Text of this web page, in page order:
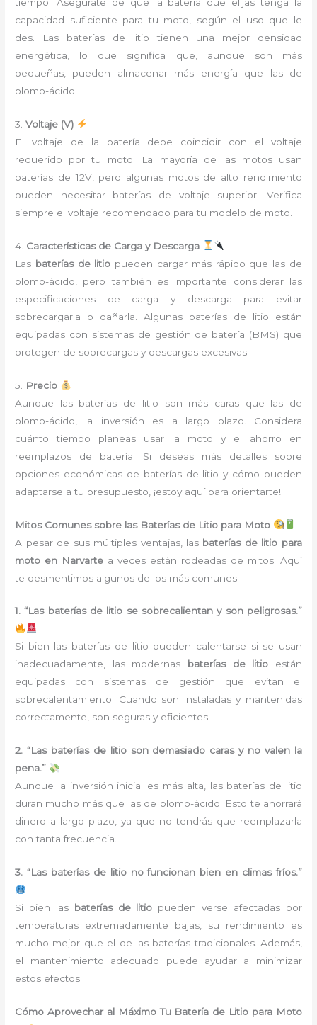
capacidad suficiente para tu moto, según el uso que le
des. Las baterías de litio tienen una mejor densidad
energética, lo que significa que, aunque son más
pequeñas, pueden almacenar más energía que las de
plomo-ácido.
3.Voltaje (V)
El voltaje de la batería debe coincidir con el voltaje
requerido por tu moto. La mayoría de las motos usan
baterías de 12V, pero algunas motos de alto rendimiento
pueden necesitar baterías de voltaje superior. Verifica
siempre el voltaje recomendado para tu modelo de moto.
4. Características de Carga y Descarga
Las baterías de litio pueden cargar más rápido que las de
plomo-ácido, pero también es importante considerar las
especificaciones de carga y descarga para evitar
sobrecargarla o dañarla. Algunas baterías de litio están
equipadas con sistemas de gestión de batería (BMS) que
protegen de sobrecargas y descargas excesivas.
5.
Precio
Aunque las baterías de litio son más caras que las de
plomo-ácido, la inversión es a largo plazo. Considera
cuánto tiempo planeas usar la moto y el ahorro en
reemplazos de batería. Si deseas más detalles sobre
opciones económicas de baterías de litio y cómo pueden
adaptarse a tu presupuesto, ¡estoy aquí para orientarte!
Mitos Comunes sobre las Baterías de Litio para Moto
A pesar de sus múltiples ventajas, las baterías de litio para
moto en Narvarte a veces están rodeadas de mitos. Aquí
te desmentimos algunos de los más comunes:
1. “Las baterías de litio se sobrecalientan y son peligrosas.”
Si bien las baterías de litio pueden calentarse si se usan
inadecuadamente, las modernas baterías de litio están
equipadas con sistemas de gestión que evitan el
sobrecalentamiento. Cuando son instaladas y mantenidas
correctamente, son seguras y eficientes.
2. “Las baterías de litio son demasiado caras y no valen la
pena.”
Aunque la inversión inicial es más alta, las baterías de litio
duran mucho más que las de plomo-ácido. Esto te ahorrará
dinero a largo plazo, ya que no tendrás que reemplazarla
con tanta frecuencia.
3. “Las baterías de litio no funcionan bien en climas fríos.”
Si bien las baterías de litio pueden verse afectadas por
temperaturas extremadamente bajas, su rendimiento es
mucho mejor que el de las baterías tradicionales. Además,
el mantenimiento adecuado puede ayudar a minimizar
estos efectos.
Cómo Aprovechar al Máximo Tu Batería de Litio para Moto